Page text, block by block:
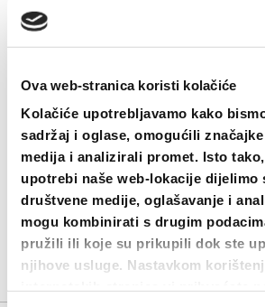
Ova web-stranica koristi kolačiće
Kolačiće upotrebljavamo kako
sadržaj i oglase, omogućili
medija i analizirali promet. Isto
upotrebi naše web-lokacije dijelimo
društvene medije, oglašavanje i
mogu kombinirati s drugim
pružili ili koje su prikupili dok ste
njihove usluge. Nastavkom
važnosti da je to, nažalost,
Barem ih gurnite negdje u torbu
isključivo za pozive. Fotografije
pristupačni, popularni i ne
stvarnosti.
Nešto smo zaboravili? Piši nam
neizostavno za na more!